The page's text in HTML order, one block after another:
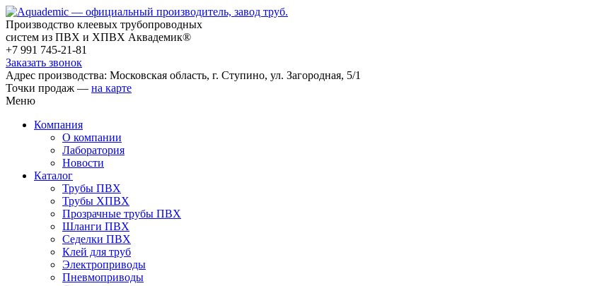
Производство клеевых трубопроводных
систем из ПВХ и ХПВХ Аквадемик®
+7 991 745-21-81
Заказать звонок
Адрес производства: Московская область, г. Ступино, ул. Загородная, 5/1
Точки продаж — на карте
Меню
Компания
О компании
Лаборатория
Новости
Каталог
Трубы ПВХ
Трубы ХПВХ
Прозрачные трубы ПВХ
Шланги ПВХ
Седелки ПВХ
Клей для труб
Электроприводы
Пневмоприводы